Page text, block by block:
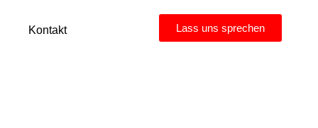
Kontakt Lass uns sprechen